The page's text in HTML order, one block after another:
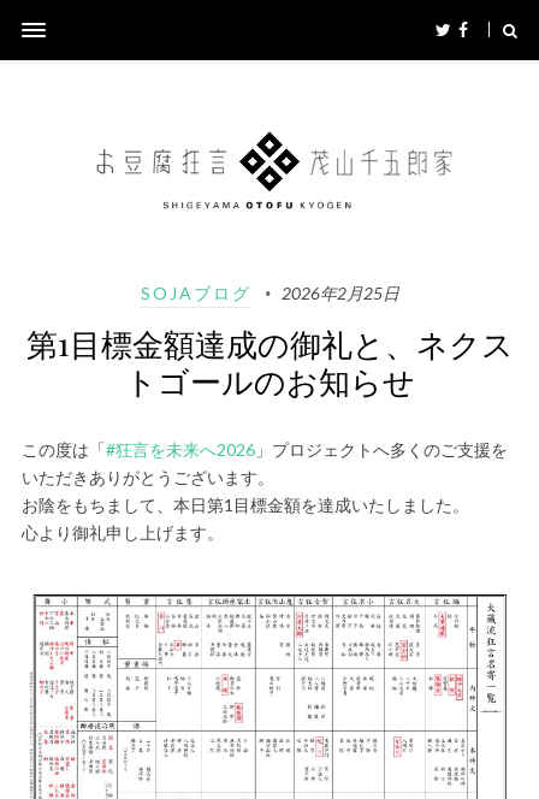
SOJAブログ 2026年2月25日
第1目標金額達成の御礼と、ネクス
トゴールのお知らせ
この度は「#狂言を未来へ2026」プロジェクトへ多くのご支援を
いただきありがとうございます。
お陰をもちまして、本日第1目標金額を達成いたしました。
心より御礼申し上げます。